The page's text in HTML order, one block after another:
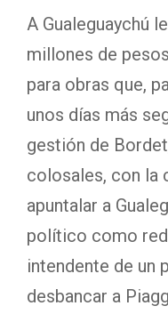
A Gualeguaychú
millones de
para obras que,
unos días más
gestión de
colosales, con la
apuntalar a
político como
intendente de un
desbancar a